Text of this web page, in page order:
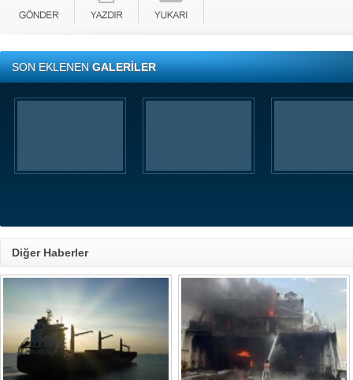
SON EKLENENGALERİLER
Diğer Haberler